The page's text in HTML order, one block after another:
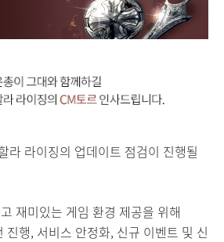
라 라이징의 업데이트 점검이 진행될
재미있는 게임 환경 제공을 위해
진행, 서비스 안정화, 신규 이벤트 및 신